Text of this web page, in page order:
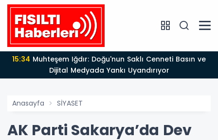
15:34
Dijital Medyada Yankı Uyandırıyor
Anasayfa SİYASET
AK Parti Sakarya’da Dev